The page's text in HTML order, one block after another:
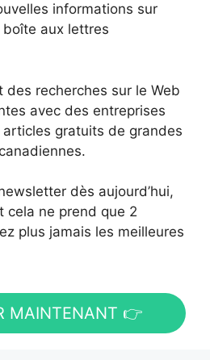
informations sur
aux lettres
des recherches sur le Web
avec des entreprises
gratuits de grandes
dès aujourd’hui,
cela ne prend que 2
plus jamais les meilleures
MAINTENANT 👉